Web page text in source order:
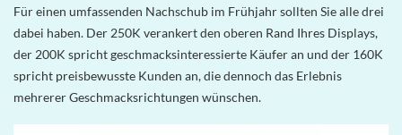
Für einen umfassenden Nachschub im Frühjahr sollten Sie alle drei
dabei haben. Der 250K verankert den oberen Rand Ihres Displays,
der 200K spricht geschmacksinteressierte Käufer an und der 160K
spricht preisbewusste Kunden an, die dennoch das Erlebnis
mehrerer Geschmacksrichtungen wünschen.